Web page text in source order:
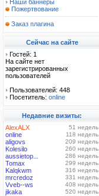
Наши баннеры
Пожертвование
Заказ плагина
Сейчас на сайте
Гостей: 1
На сайте нет
зарегистрированных
пользователей
Пользователей: 448
Посетитель: online
Недавние визиты:
AlexALX
51 недель
online 118 недель
aligovs 209 недель
Kolesilo 260 недель
aussietop... 286 недель
Tomax 299 недель
Kalqkwm 316 недель
mrcredoz 331 недель
Vveb--ws 408 недель
jikaka 520 недель